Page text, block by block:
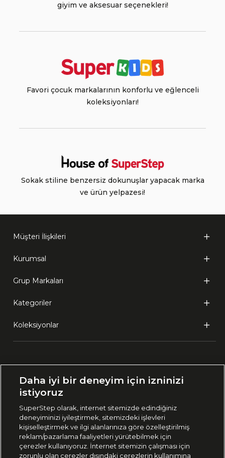
giyim ve aksesuar seçenekleri!
Favori çocuk markalarının konforlu ve eğlenceli
koleksiyonları!
Sokak stiline benzersiz dokunuşlar yapacak marka
ve ürün yelpazesi!
Müşteri İlişkileri
Kurumsal
Grup Markaları
Kategoriler
Koleksiyonlar
🇹🇷 Türkiye
444 37 36
Daha iyi bir deneyim için izninizi
istiyoruz
SuperStep olarak, internet sitemizde edindiğiniz
deneyiminizi iyileştirmek, sitemizdeki işlevleri
kişiselleştirmek ve ilgi alanlarınıza göre özelleştirilmiş
reklam/pazarlama faaliyetleri yürütebilmek için
çerezler kullanıyoruz. İnternet sitemizin çalışması için
zorunlu olan çerezler dışındaki çerezlerin kullanımına